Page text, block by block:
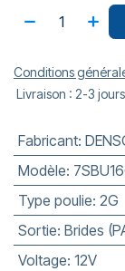
Conditions
Livraison : 2-3
Fabricant:
Modèle:
Type poulie: 2G
Sortie: Brides
Voltage: 12V